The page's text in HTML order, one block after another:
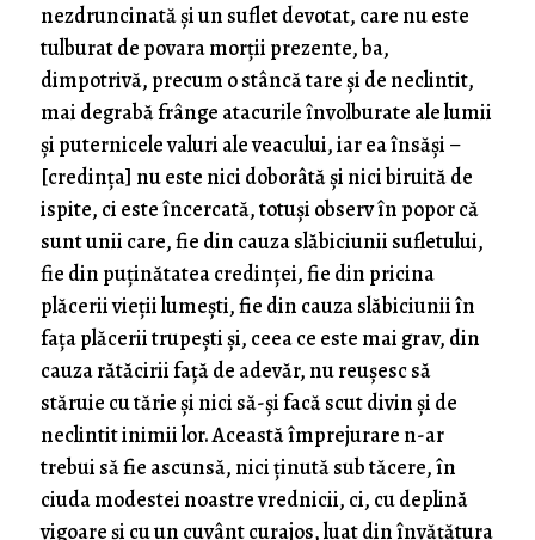
nezdruncinată şi un suflet devotat, care nu este
tulburat de povara morţii prezente, ba,
dimpotrivă, precum o stâncă tare şi de neclintit,
mai degrabă frânge atacurile învolburate ale lumii
şi puternicele valuri ale veacului, iar ea însăşi –
[credinţa] nu este nici doborâtă şi nici biruită de
ispite, ci este încercată, totuşi observ în popor că
sunt unii care, fie din cauza slăbiciunii sufletului,
fie din puţinătatea credinţei, fie din pricina
plăcerii vieţii lumeşti, fie din cauza slăbiciunii în
faţa plăcerii trupeşti şi, ceea ce este mai grav, din
cauza rătăcirii faţă de adevăr, nu reuşesc să
stăruie cu tărie şi nici să-şi facă scut divin şi de
neclintit inimii lor. Această împrejurare n-ar
trebui să fie ascunsă, nici ţinută sub tăcere, în
ciuda modestei noastre vrednicii, ci, cu deplină
vigoare şi cu un cuvânt curajos, luat din învăţătura